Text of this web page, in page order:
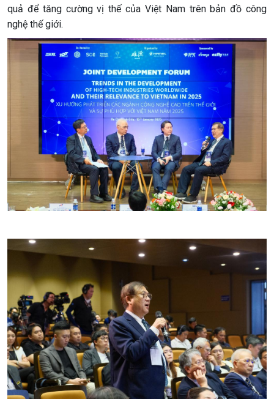
quả để tăng cường vị thế của Việt Nam trên bản đồ công
nghệ thế giới.